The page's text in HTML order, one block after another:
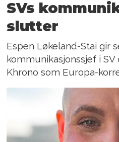
SVs
slutter
Espen Løkeland-Stai gir
kommunikasjonssjef i
Khrono som Europa-